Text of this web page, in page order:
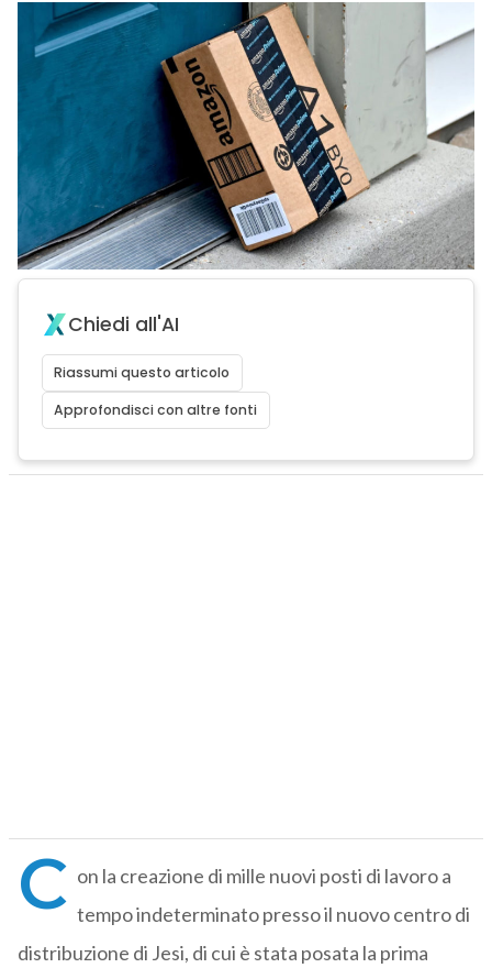
Chiedi all'AI
Riassumi questo articolo
Approfondisci con altre fonti
C on la creazione di mille nuovi posti di lavoro a
tempo indeterminato presso il nuovo centro di
distribuzione di Jesi, di cui è stata posata la prima